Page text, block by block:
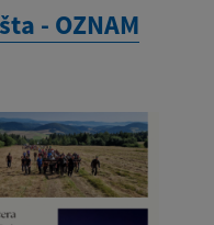
- OZNAM